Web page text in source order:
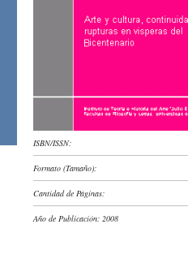
ISBN/ISSN:
Formato (Tamaño):
Cantidad de Páginas:
Año de Publicación: 2008